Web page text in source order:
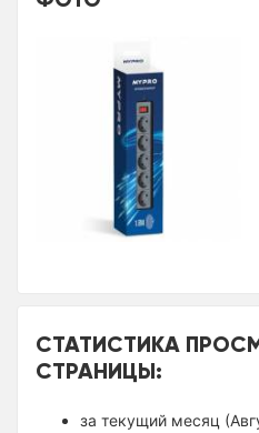
СТАТИСТИКА
СТРАНИЦЫ:
за текущий месяц